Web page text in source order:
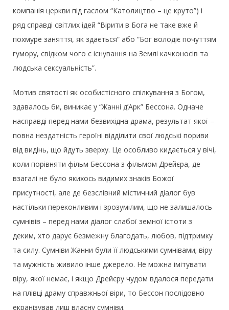
компанія церкви під гаслом “Католицтво – це круто”) і
ряд справді світлих ідей “Вірити в Бога не таке вже й
похмуре заняття, як здається” або “Бог володіє почуттям
гумору, свідком чого є існування на Землі качконосів та
людська сексуальність”.
Мотив святості як особистісного спілкування з Богом,
здавалось би, виникає у “Жанні д’Арк” Бессона. Одначе
насправді перед нами безвихідна драма, результат якої –
повна нездатність героїні відділити свої людські пориви
від видінь, що йдуть зверху. Це особливо кидається у вічі,
коли порівняти фільм Бессона з фільмом Дрейєра, де
взагалі не було якихось видимих знаків Божої
присутності, але де безслівний містичний діалог був
настільки переконливим і зрозумілим, що не залишалось
сумнівів – перед нами діалог слабої земної істоти з
деким, хто дарує безмежну благодать, любов, підтримку
та силу. Сумніви Жанни були її людськими сумнівами; віру
та мужність живило інше джерело. Не можна імітувати
віру, якої немає, і якщо Дрейєру чудом вдалося передати
на плівці драму справжньої віри, то Бессон послідовно
екранізував лиш власну сумніви.